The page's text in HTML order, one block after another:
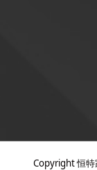
Copyright 恒特